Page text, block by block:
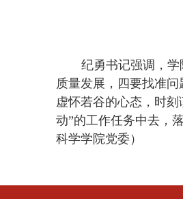
纪勇书记强调，
质量发展，四要找准
虚怀若谷的心态，时
动”的工作任务中去，
科学学院党委）